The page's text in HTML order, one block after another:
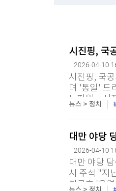
온로드 (ON ROAD)
투자/재테크
부동산/세무
시진핑, 국
2026-04-10
시진핑, 국
며 '통일' 드
특파원 = 시
주석과 전격
뉴스 > 정치
대만 야당
2026-04-10
대만 야당
시 주석 "지
치구호 '운